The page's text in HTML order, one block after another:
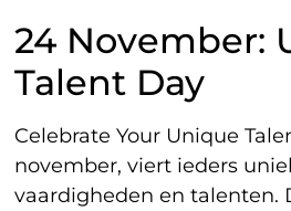
24 November:
Talent Day
Celebrate Your Unique
november, viert ieders
vaardigheden en talenten.